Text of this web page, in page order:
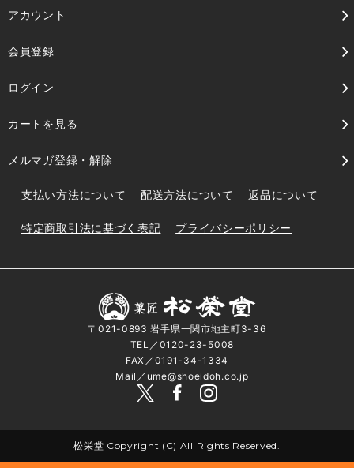
アカウント
会員登録
ログイン
カートを見る
メルマガ登録・解除
支払い方法について 配送方法について 返品について
特定商取引法に基づく表記 プライバシーポリシー
〒021-0893 岩手県一関市地主町3-36
TEL／0120-23-5008
FAX／0191-34-1334
Mail／ume@shoeidoh.co.jp
松栄堂 Copyright (C) All Rights Reserved.